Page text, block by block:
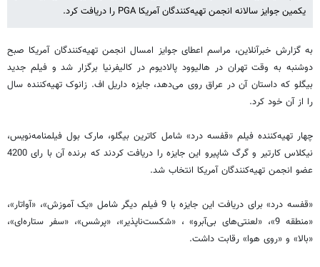
یکمین جوایز سالانه انجمن تهیه‌کنندگان آمریکا PGA را دریافت کرد.
به گزارش خبرآنلاین، مراسم اعطای جوایز امسال انجمن تهیه‌کنندگان آمریکا صبح
دوشنبه به وقت تهران در هالیوود پالادیوم در کالیفرنیا برگزار شد و فیلم جدید
بیگلو که داستان آن در عراق روی می‌دهد، جایزه داریل اف. زانوک تهیه‌کننده سال
را از آن خود کرد.
چهار تهیه‌کننده فیلم «قفسه درد» شامل کاترین بیگلو، مارک بول فیلمنامه‌نویس،
نیکلاس کارتیر و گرگ شاپیرو این جایزه را دریافت کردند که برنده آن با رای 4200
عضو انجمن تهیه‌کنندگان آمریکا انتخاب شد.
«قفسه درد» برای دریافت این جایزه با 9 فیلم دیگر شامل «یک آموزش»، «آواتار»،
«منطقه 9»، «لعنتی‌های بی‌آبرو» ، «شکست‌ناپذیر»، «پرشس»، «سفر ستاره‌ای»،
«بالا» و «روی هوا» رقابت داشت.